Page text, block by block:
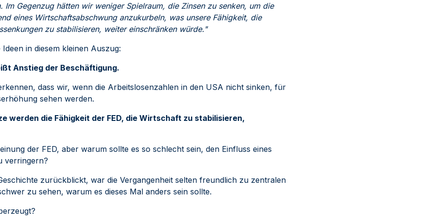
Im Gegenzug hätten wir weniger Spielraum, die Zinsen zu senken, um die
eines Wirtschaftsabschwung anzukurbeln, was unsere Fähigkeit, die
zu stabilisieren, weiter einschränken würde."
in diesem kleinen Auszug:
Anstieg der Beschäftigung.
dass wir, wenn die Arbeitslosenzahlen in den USA nicht sinken, für
sehen werden.
werden die Fähigkeit der FED, die Wirtschaft zu stabilisieren,
der FED, aber warum sollte es so schlecht sein, den Einfluss eines
verringern?
zurückblickt, war die Vergangenheit selten freundlich zu zentralen
zu sehen, warum es dieses Mal anders sein sollte.